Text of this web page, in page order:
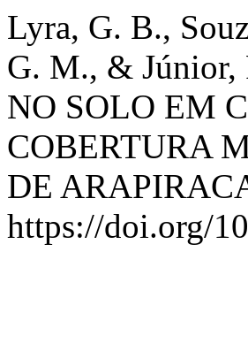
Lyra, G. B.,
G. M., & Júnior,
NO SOLO EM
COBERTURA
DE
https://doi.org/